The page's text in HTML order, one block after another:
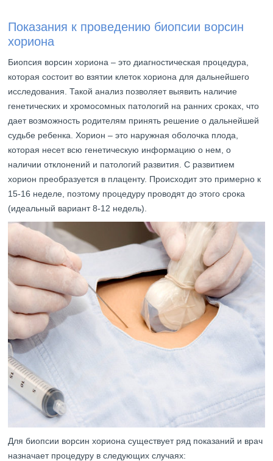
Показания к проведению биопсии ворсин
хориона
Биопсия ворсин хориона – это диагностическая процедура,
которая состоит во взятии клеток хориона для дальнейшего
исследования. Такой анализ позволяет выявить наличие
генетических и хромосомных патологий на ранних сроках, что
дает возможность родителям принять решение о дальнейшей
судьбе ребенка. Хорион – это наружная оболочка плода,
которая несет всю генетическую информацию о нем, о
наличии отклонений и патологий развития. С развитием
хорион преобразуется в плаценту. Происходит это примерно к
15-16 неделе, поэтому процедуру проводят до этого срока
(идеальный вариант 8-12 недель).
Для биопсии ворсин хориона существует ряд показаний и врач
назначает процедуру в следующих случаях: